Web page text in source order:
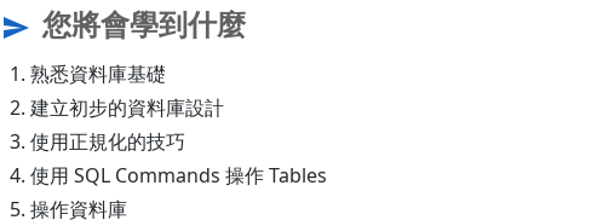
send 您將會學到什麼
熟悉資料庫基礎
建立初步的資料庫設計
使用正規化的技巧
使用 SQL Commands 操作 Tables
操作資料庫